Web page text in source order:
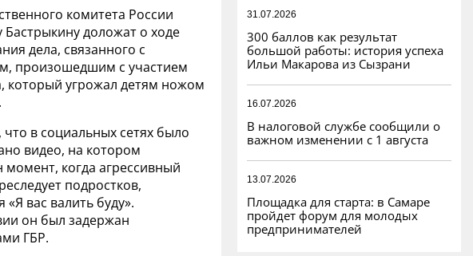
комитета России
Бастрыкину доложат о ходе
дела, связанного с
произошедшим с участием
который угрожал детям ножом
, что в социальных сетях было
видео, на котором
момент, когда агрессивный
подростков,
«Я вас валить буду».
он был задержан
ГБР.
31.07.2026
300 баллов как результат
большой работы: история успеха
Ильи Макарова из Сызрани
16.07.2026
В налоговой службе сообщили о
важном изменении с 1 августа
13.07.2026
Площадка для старта: в Самаре
пройдет форум для молодых
предпринимателей